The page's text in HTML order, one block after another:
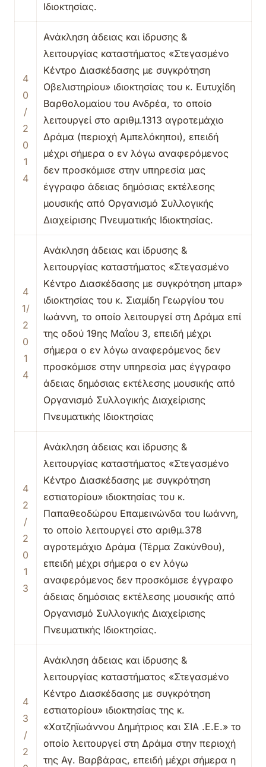
Ιδιοκτησίας.
4
0
/
2
0
1
4
Ανάκληση άδειας και ίδρυσης &
λειτουργίας καταστήματος «Στεγασμένο
Κέντρο Διασκέδασης με συγκρότηση
Οβελιστηρίου» ιδιοκτησίας του κ. Ευτυχίδη
Βαρθολομαίου του Ανδρέα, το οποίο
λειτουργεί στο αριθμ.1313 αγροτεμάχιο
Δράμα (περιοχή Αμπελόκηποι), επειδή
μέχρι σήμερα ο εν λόγω αναφερόμενος
δεν προσκόμισε στην υπηρεσία μας
έγγραφο άδειας δημόσιας εκτέλεσης
μουσικής από Οργανισμό Συλλογικής
Διαχείρισης Πνευματικής Ιδιοκτησίας.
4
1/
2
0
1
4
Ανάκληση άδειας και ίδρυσης &
λειτουργίας καταστήματος «Στεγασμένο
Κέντρο Διασκέδασης με συγκρότηση μπαρ»
ιδιοκτησίας του κ. Σιαμίδη Γεωργίου του
Ιωάννη, το οποίο λειτουργεί στη Δράμα επί
της οδού 19ης Μαΐου 3, επειδή μέχρι
σήμερα ο εν λόγω αναφερόμενος δεν
προσκόμισε στην υπηρεσία μας έγγραφο
άδειας δημόσιας εκτέλεσης μουσικής από
Οργανισμό Συλλογικής Διαχείρισης
Πνευματικής Ιδιοκτησίας
4
2
/
2
0
1
3
Ανάκληση άδειας και ίδρυσης &
λειτουργίας καταστήματος «Στεγασμένο
Κέντρο Διασκέδασης με συγκρότηση
εστιατορίου» ιδιοκτησίας του κ.
Παπαθεοδώρου Επαμεινώνδα του Ιωάννη,
το οποίο λειτουργεί στο αριθμ.378
αγροτεμάχιο Δράμα (Τέρμα Ζακύνθου),
επειδή μέχρι σήμερα ο εν λόγω
αναφερόμενος δεν προσκόμισε έγγραφο
άδειας δημόσιας εκτέλεσης μουσικής από
Οργανισμό Συλλογικής Διαχείρισης
Πνευματικής Ιδιοκτησίας.
4
3
/
2
Ανάκληση άδειας και ίδρυσης &
λειτουργίας καταστήματος «Στεγασμένο
Κέντρο Διασκέδασης με συγκρότηση
εστιατορίου» ιδιοκτησίας της κ.
«Χατζηϊωάννου Δημήτριος και ΣΙΑ .Ε.Ε.» το
οποίο λειτουργεί στη Δράμα στην περιοχή
της Αγ. Βαρβάρας, επειδή μέχρι σήμερα η